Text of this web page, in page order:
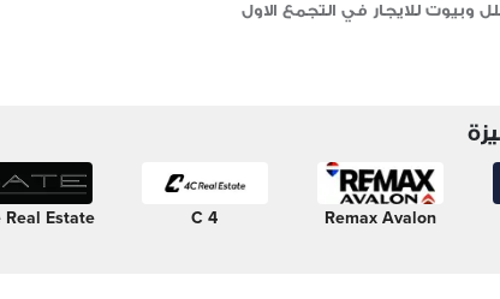
وبيوت للايجار في التجمع الاول
Remax Avalon
4 C
Real Estate